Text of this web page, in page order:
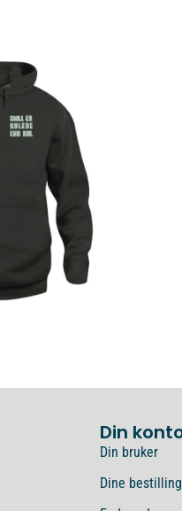
Din
Din bruker
Dine